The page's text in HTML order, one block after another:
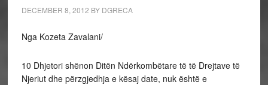
DECEMBER 8, 2012 BY DGRECA
Nga Kozeta Zavalani/
10 Dhjetori shënon Ditën Ndërkombëtare të të Drejtave të
Njeriut dhe përzgjedhja e kësaj date, nuk është e